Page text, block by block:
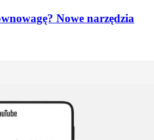
Nowe narzędzia